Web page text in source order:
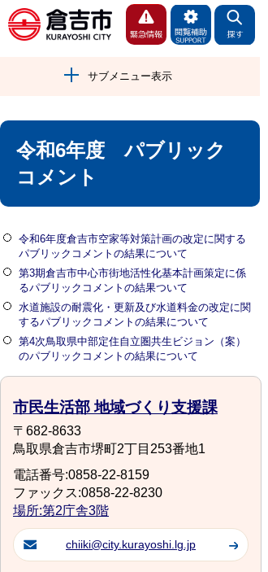
サブメニュー表示
令和6年度 パブリック
コメント
令和6年度倉吉市空家等対策計画の改定に関する
パブリックコメントの結果について
第3期倉吉市中心市街地活性化基本計画策定に係
るパブリックコメントの結果ついて
水道施設の耐震化・更新及び水道料金の改定に関
するパブリックコメントの結果について
第4次鳥取県中部定住自立圏共生ビジョン（案）
のパブリックコメントの結果について
市民生活部 地域づくり支援課
〒682-8633
鳥取県倉吉市堺町2丁目253番地1
電話番号:0858-22-8159
ファックス:0858-22-8230
場所:第2庁舎3階
chiiki@city.kurayoshi.lg.jp